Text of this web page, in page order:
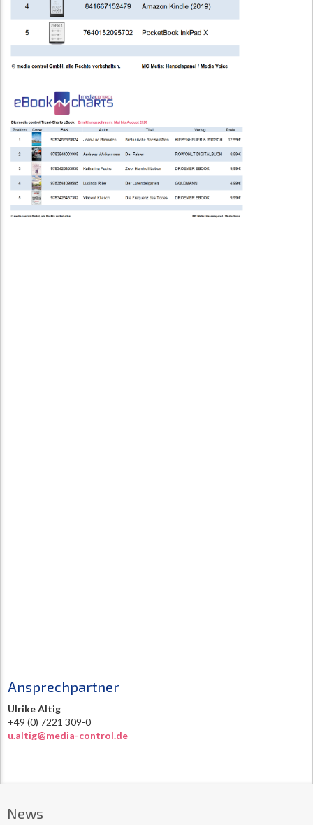
Ansprechpartner
Ulrike Altig
+49 (0) 7221 309-0
u.altig@media-control.de
News